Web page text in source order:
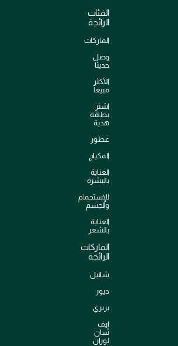
الفئات
الرائجة
الماركات
وصل
حديثاً
الأكثر
مبيعاً
اشترِ
بطاقة
هدية
عطور
المكياج
العناية
بالبشرة
للإستحمام
والجسم
العناية
بالشعر
الماركات
الرائجة
شانيل
ديور
بربري
إيف
سان
لوران